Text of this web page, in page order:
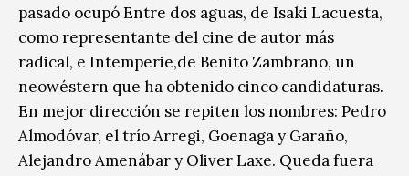
pasado ocupó Entre dos aguas, de Isaki Lacuesta,
como representante del cine de autor más
radical, e Intemperie,de Benito Zambrano, un
neowéstern que ha obtenido cinco candidaturas.
En mejor dirección se repiten los nombres: Pedro
Almodóvar, el trío Arregi, Goenaga y Garaño,
Alejandro Amenábar y Oliver Laxe. Queda fuera